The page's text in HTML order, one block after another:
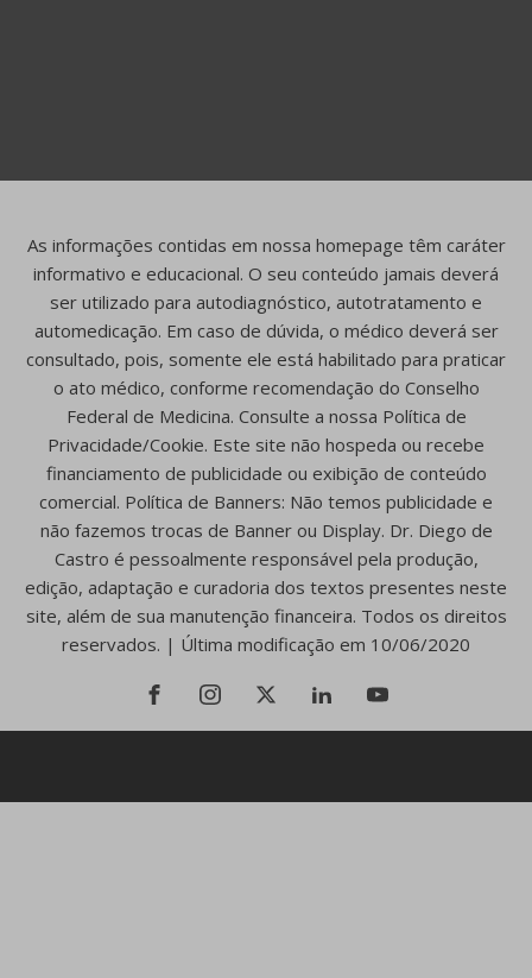
As informações contidas em nossa homepage têm caráter
informativo e educacional. O seu conteúdo jamais deverá
ser utilizado para autodiagnóstico, autotratamento e
automedicação. Em caso de dúvida, o médico deverá ser
consultado, pois, somente ele está habilitado para praticar
o ato médico, conforme recomendação do Conselho
Federal de Medicina. Consulte a nossa Política de
Privacidade/Cookie. Este site não hospeda ou recebe
financiamento de publicidade ou exibição de conteúdo
comercial. Política de Banners: Não temos publicidade e
não fazemos trocas de Banner ou Display. Dr. Diego de
Castro é pessoalmente responsável pela produção,
edição, adaptação e curadoria dos textos presentes neste
site, além de sua manutenção financeira. Todos os direitos
reservados. | Última modificação em 10/06/2020